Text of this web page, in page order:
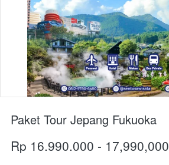
Paket Tour Jepang Fukuoka
Rp 16.990.000 - 17,990,000